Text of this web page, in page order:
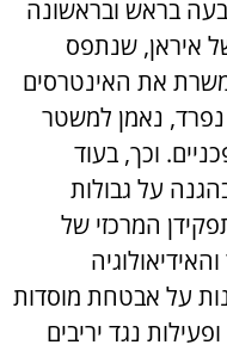
בראש ובראשונה
איראן, שנתפס
את האינטרסים
נפרד, נאמן למשטר
וכך, בעוד
על גבולות
המרכזי של
על אבטחת מוסדות
נגד יריבים